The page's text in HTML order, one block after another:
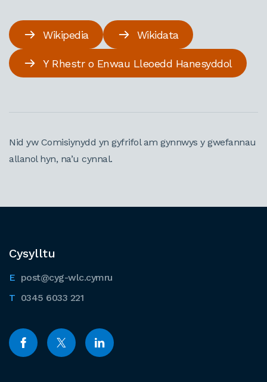
Wikipedia Wikidata
Y Rhestr o Enwau Lleoedd Hanesyddol
Nid yw Comisiynydd yn gyfrifol am gynnwys y gwefannau
allanol hyn, na’u cynnal.
Cysylltu
post@cyg-wlc.cymru
0345 6033 221